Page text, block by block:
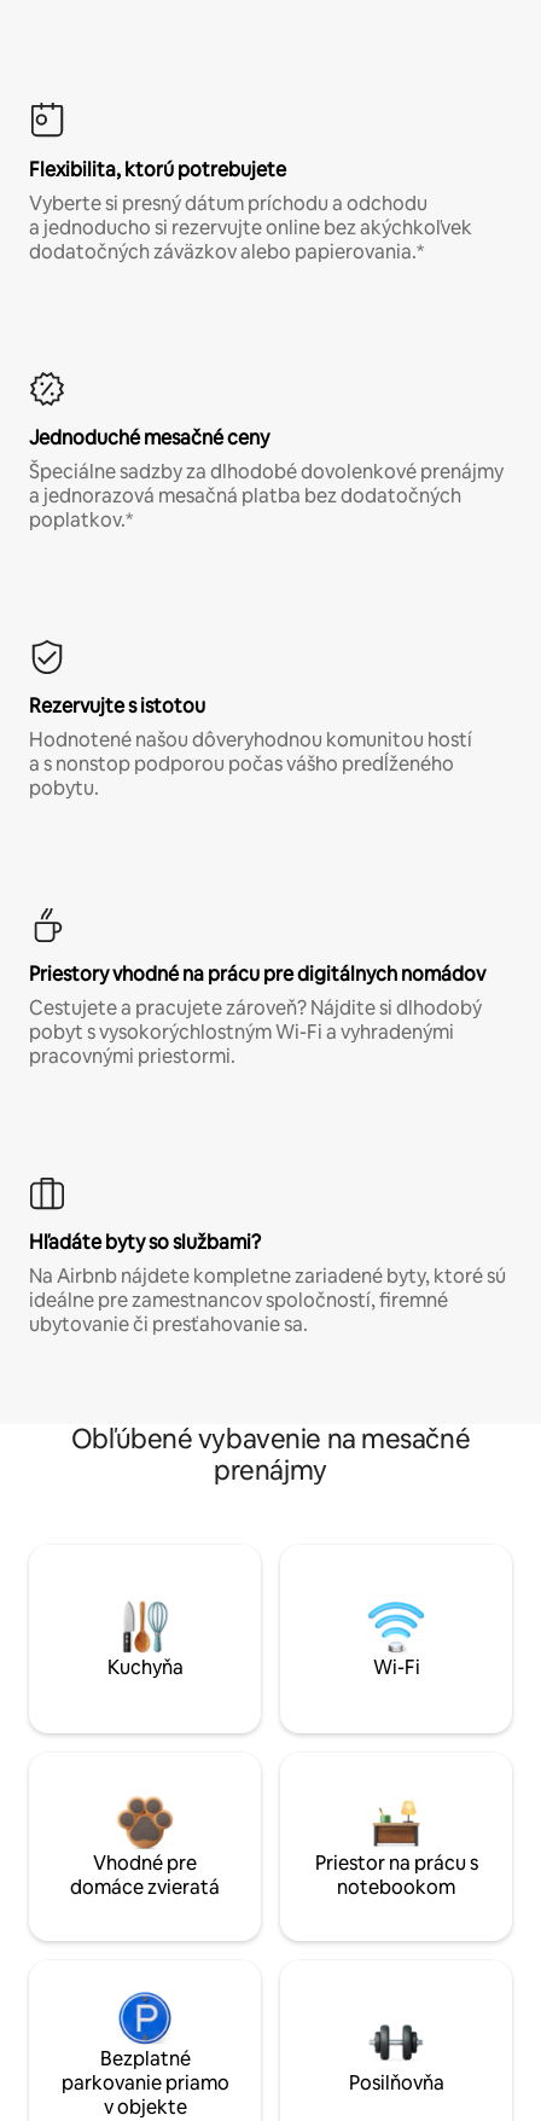
Flexibilita, ktorú potrebujete
Vyberte si presný dátum príchodu a odchodu
a jednoducho si rezervujte online bez akýchkoľvek
dodatočných záväzkov alebo papierovania.*
Jednoduché mesačné ceny
Špeciálne sadzby za dlhodobé dovolenkové prenájmy
a jednorazová mesačná platba bez dodatočných
poplatkov.*
Rezervujte s istotou
Hodnotené našou dôveryhodnou komunitou hostí
a s nonstop podporou počas vášho predĺženého
pobytu.
Priestory vhodné na prácu pre digitálnych nomádov
Cestujete a pracujete zároveň? Nájdite si dlhodobý
pobyt s vysokorýchlostným Wi-Fi a vyhradenými
pracovnými priestormi.
Hľadáte byty so službami?
Na Airbnb nájdete kompletne zariadené byty, ktoré sú
ideálne pre zamestnancov spoločností, firemné
ubytovanie či presťahovanie sa.
Obľúbené vybavenie na mesačné
prenájmy
Kuchyňa Wi-Fi
Vhodné pre
domáce zvieratá
Priestor na prácu s
notebookom
Bezplatné
parkovanie priamo
v objekte
Posilňovňa